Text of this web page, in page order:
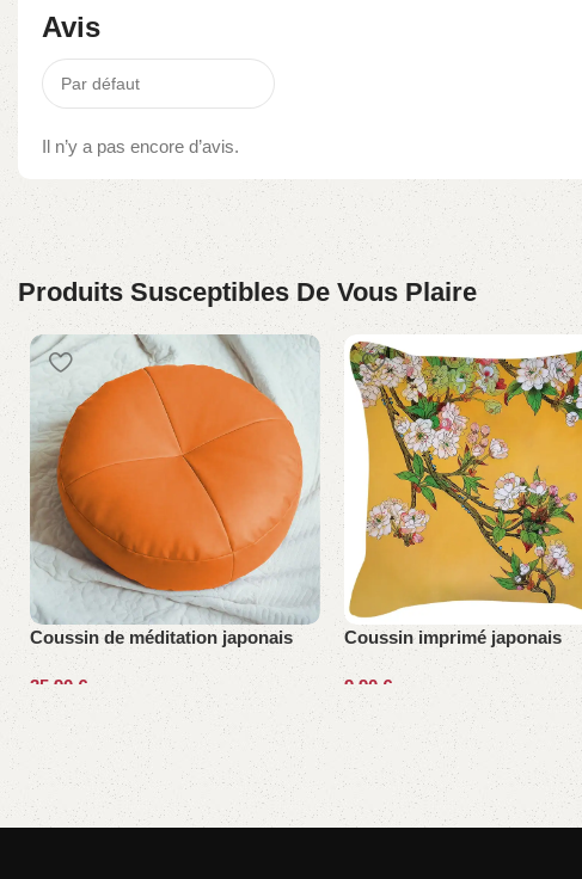
Avis
Il n’y a pas encore d’avis.
Produits Susceptibles De Vous Plaire
Coussin de méditation japonais
35,90 €
Choix des options
Coussin imprimé japonais
9,90 €
Ajouter au panier